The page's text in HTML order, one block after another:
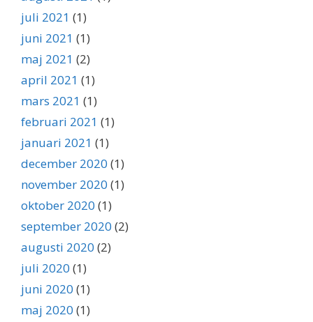
juli 2021 (1)
juni 2021 (1)
maj 2021 (2)
april 2021 (1)
mars 2021 (1)
februari 2021 (1)
januari 2021 (1)
december 2020 (1)
november 2020 (1)
oktober 2020 (1)
september 2020 (2)
augusti 2020 (2)
juli 2020 (1)
juni 2020 (1)
maj 2020 (1)